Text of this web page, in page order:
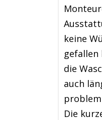
keine
gefallen
die
auch
Die